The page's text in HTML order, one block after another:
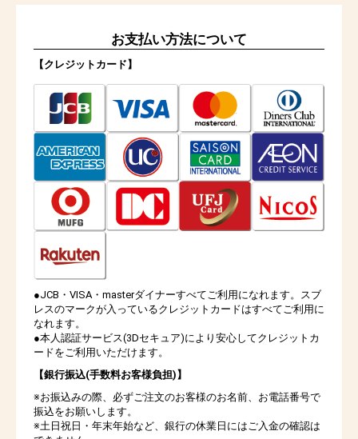
お支払い方法について
【クレジットカード】
●JCB・VISA・masterダイナーすべてご利用になれます。スブ
レスのマークが入っているクレジットカードはすべてご利用に
なれます。
●本人認証サービス(3Dセキュア)により安心してクレジットカ
ードをご利用いただけます。
【銀行振込(手数料お客様負担)】
※お振込みの際、必ずご注文のお客様のお名前、お電話番号で
振込をお願いします。
※土日祝日・年末年始など、銀行の休業日にはご入金の確認は